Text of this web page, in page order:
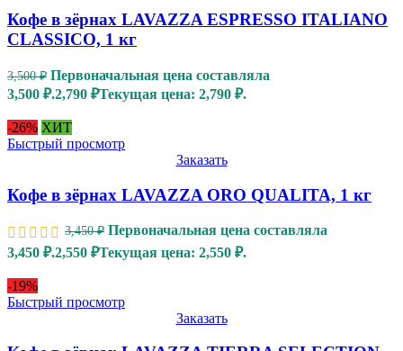
Кофе в зёрнах LAVAZZA ESPRESSO ITALIANO
CLASSICO, 1 кг
3,500₽ Первоначальная цена составляла
3,500 ₽.2,790 ₽Текущая цена: 2,790 ₽.
-26% ХИТ
Быстрый просмотр
Заказать
Кофе в зёрнах LAVAZZA ORO QUALITA, 1 кг
3,450₽ Первоначальная цена составляла
3,450 ₽.2,550 ₽Текущая цена: 2,550 ₽.
-19%
Быстрый просмотр
Заказать